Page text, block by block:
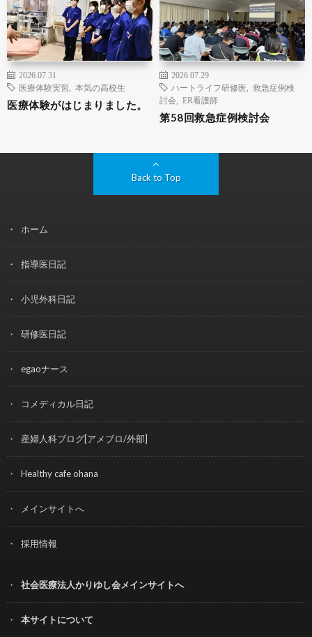
2026.07.31
医療体験実習
本気の高校生
医療体験がはじまりました。
2026.07.29
ハートライフ研修医
救急症例検
討会
ER看護師
第58回救急症例検討会
Back to Top
ホーム
指導医日記
小児外科日記
研修医日記
egaoナース
コメディカル日記
産婦人科ブログ[アメブロ/外部]
Healthy cafe ohana
メインサイトへ
採用情報
社会医療法人かりゆし会メインサイトへ
本サイトについて